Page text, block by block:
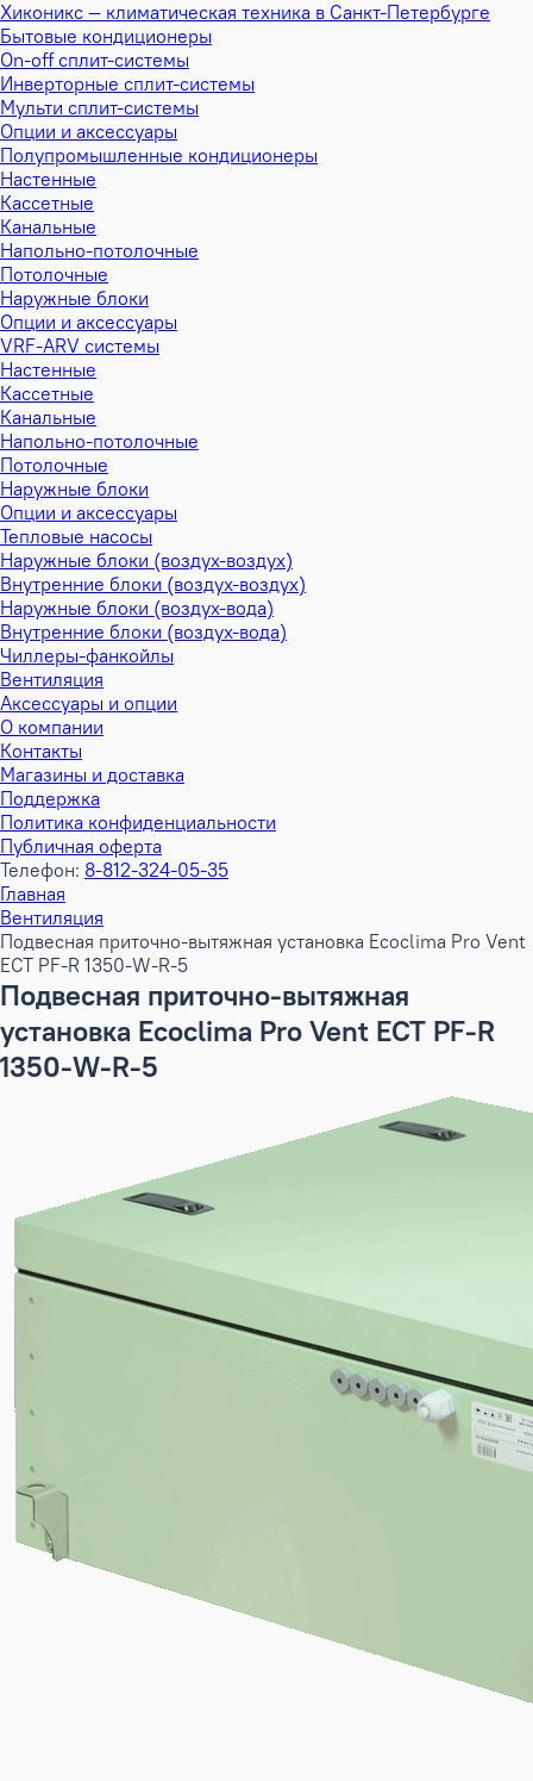
Хиконикс — климатическая техника в Санкт-Петербурге
Бытовые кондиционеры
On-off сплит-системы
Инверторные сплит-системы
Мульти сплит-системы
Опции и аксессуары
Полупромышленные кондиционеры
Настенные
Кассетные
Канальные
Напольно-потолочные
Потолочные
Наружные блоки
Опции и аксессуары
VRF-ARV системы
Настенные
Кассетные
Канальные
Напольно-потолочные
Потолочные
Наружные блоки
Опции и аксессуары
Тепловые насосы
Наружные блоки (воздух-воздух)
Внутренние блоки (воздух-воздух)
Наружные блоки (воздух-вода)
Внутренние блоки (воздух-вода)
Чиллеры-фанкойлы
Вентиляция
Аксессуары и опции
О компании
Контакты
Магазины и доставка
Поддержка
Политика конфиденциальности
Публичная оферта
Телефон: 8-812-324-05-35
Главная
Вентиляция
Подвесная приточно-вытяжная установка Ecoclima Pro Vent
ECT PF-R 1350-W-R-5
Подвесная приточно-вытяжная
установка Ecoclima Pro Vent ECT PF-R
1350-W-R-5